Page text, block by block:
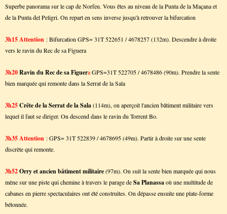
Superbe panorama sur le cap de Norfeu. Vous êtes au niveau de la Punta de la Maçana et
de la Punta del Peligri. On repart en sens inverse jusqu'à retrouver la bifurcation
3h15Attention : Bifurcation GPS= 31T 522651 / 4678257 (132m). Descendre à droite
vers le ravin du Rec de sa Figuera
3h20Ravin du Rec de sa FigueraGPS=31T 522705 / 4678486 (90m). Prendre la sente
bien marquée qui remonte dans la Serrat de la Sala
3h25Crête de la Serrat de la Sala(114m), on aperçoit l'ancien bâtiment militaire vers
lequel il faut se diriger. On descend dans le ravin du Torrent Bo.
3h35Attention : GPS= 31T 522839 / 4678695 (49m). Partir à droite sur une sente
discrète qui remonte.
3h52Orry et ancien bâtiment militaire(97m). On suit la sente bien marquée qui nous
mène sur une piste qui chemine à travers le parage deSa Planassaoù une multitude de
cabanes en pierre spectaculaires ont été construites. On dépasse ensuite une plate-forme
bétonnée.